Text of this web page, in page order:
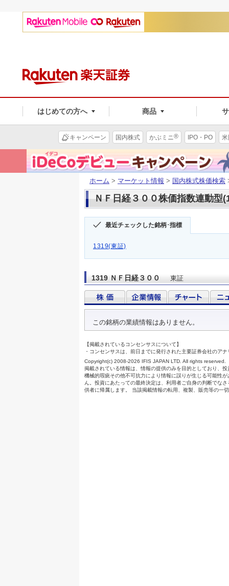
はじめての方へ 商品
キャンペーン 国内株式 かぶミニ® IPO・PO
ホーム > マーケット情報 > 国内株式株価検索
ＮＦ日経３００株価指数連動型
最近チェックした銘柄･指標
1319(東証)
1319 ＮＦ日経３００ 東証